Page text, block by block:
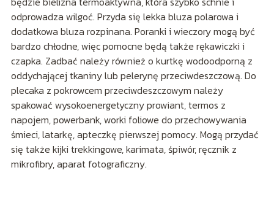
odprowadza wilgoć. Przyda się lekka bluza polarowa i
dodatkowa bluza rozpinana. Poranki i wieczory mogą być
bardzo chłodne, więc pomocne będą także rękawiczki i
czapka. Zadbać należy również o kurtkę wodoodporną z
oddychającej tkaniny lub pelerynę przeciwdeszczową. Do
plecaka z pokrowcem przeciwdeszczowym należy
spakować wysokoenergetyczny prowiant, termos z
napojem, powerbank, worki foliowe do przechowywania
śmieci, latarkę, apteczkę pierwszej pomocy. Mogą przydać
się także kijki trekkingowe, karimata, śpiwór, ręcznik z
mikrofibry, aparat fotograficzny.